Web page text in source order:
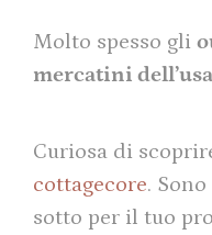
Molto spesso gli
mercatini
Curiosa di
cottagecore.
sotto per il tuo